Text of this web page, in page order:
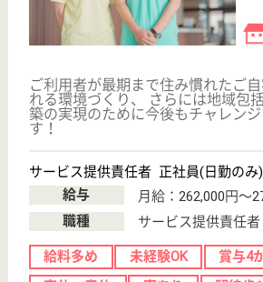
株式会社前原ハート
千葉県船橋市前
原東4-21-6
前原駅徒歩4分
訪問介護, 居宅
介護支援事業所,
訪問看護
支援事業所・訪問看護を運営しています。 ぜひ各求
看護師 正社員(日勤のみ)
給与
月給：295,000円
給料多め 休み多め 土日休み
車通勤OK
駅徒歩10分以内